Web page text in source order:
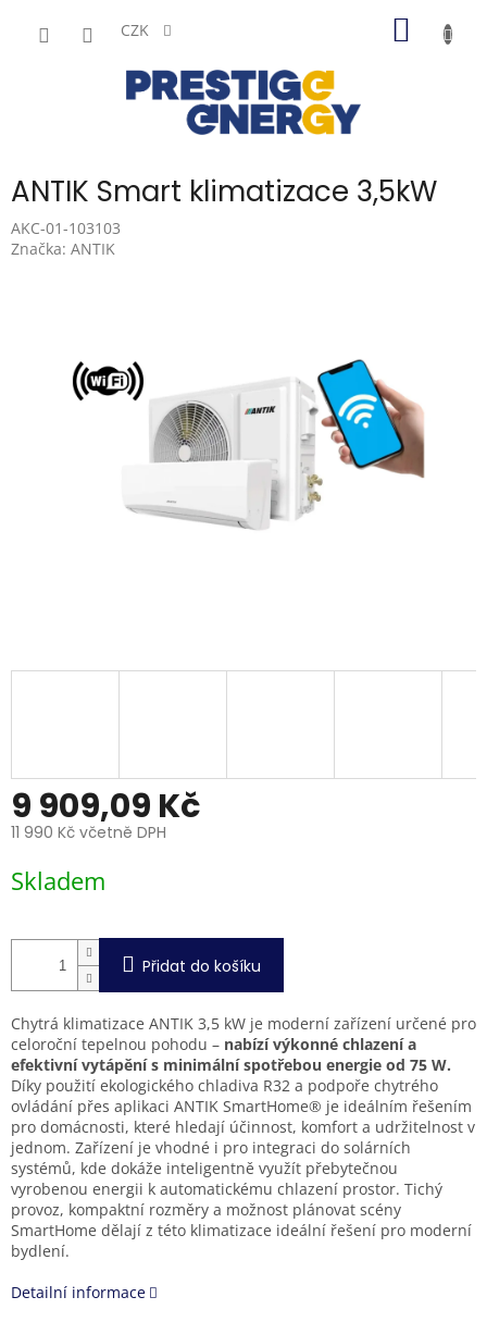
CZK
ANTIK Smart klimatizace 3,5kW
AKC-01-103103
Značka: ANTIK
9 909,09 Kč
11 990 Kč včetně DPH
cena:
Skladem
Přidat do košíku
Chytrá klimatizace ANTIK 3,5 kW je moderní zařízení určené pro
celoroční tepelnou pohodu – nabízí výkonné chlazení a
efektivní vytápění s minimální spotřebou energie od 75 W.
Díky použití ekologického chladiva R32 a podpoře chytrého
ovládání přes aplikaci ANTIK SmartHome® je ideálním řešením
pro domácnosti, které hledají účinnost, komfort a udržitelnost v
jednom. Zařízení je vhodné i pro integraci do solárních
systémů, kde dokáže inteligentně využít přebytečnou
vyrobenou energii k automatickému chlazení prostor. Tichý
provoz, kompaktní rozměry a možnost plánovat scény
SmartHome dělají z této klimatizace ideální řešení pro moderní
bydlení.
Detailní informace